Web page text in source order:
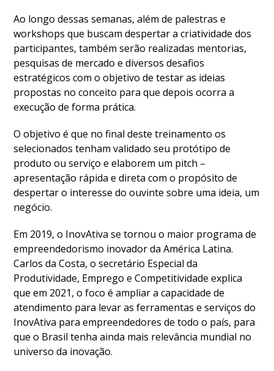
Ao longo dessas semanas, além de palestras e
workshops que buscam despertar a criatividade dos
participantes, também serão realizadas mentorias,
pesquisas de mercado e diversos desafios
estratégicos com o objetivo de testar as ideias
propostas no conceito para que depois ocorra a
execução de forma prática.
O objetivo é que no final deste treinamento os
selecionados tenham validado seu protótipo de
produto ou serviço e elaborem um pitch –
apresentação rápida e direta com o propósito de
despertar o interesse do ouvinte sobre uma ideia, um
negócio.
Em 2019, o InovAtiva se tornou o maior programa de
empreendedorismo inovador da América Latina.
Carlos da Costa, o secretário Especial da
Produtividade, Emprego e Competitividade explica
que em 2021, o foco é ampliar a capacidade de
atendimento para levar as ferramentas e serviços do
InovAtiva para empreendedores de todo o país, para
que o Brasil tenha ainda mais relevância mundial no
universo da inovação.